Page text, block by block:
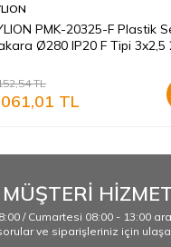
PMK-20325-F Plastik
Ø280 IP20 F Tipi 3x2,5
TL
TL
MÜŞTERİ
/ Cumartesi 08:00 - 13:00
ve siparişleriniz için